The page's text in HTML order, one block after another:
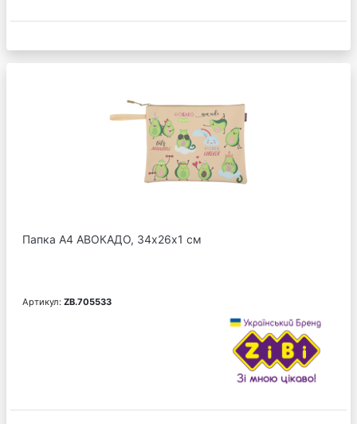
Папка А4 АВОКАДО, 34х26х1 см
Артикул: ZB.705533